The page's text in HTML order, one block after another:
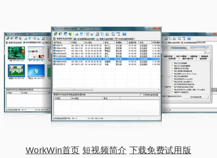
WorkWin首页 短视频简介 下载免费试用版